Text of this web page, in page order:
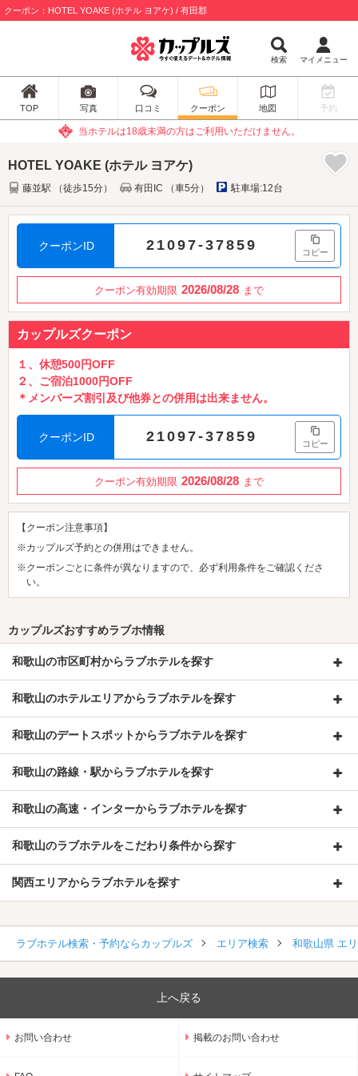
クーポン：HOTEL YOAKE (ホテル ヨアケ) / 有田郡
検索 マイメニュー
TOP 写真 口コミ クーポン 地図 予約
当ホテルは18歳未満の方はご利用いただけません。
HOTEL YOAKE (ホテル ヨアケ)
藤並駅 （徒歩15分） 有田IC （車5分） 駐車場:12台
クーポンID 21097-37859 コピー
クーポン有効期限 2026/08/28 まで
カップルズクーポン
１、休憩500円OFF
２、ご宿泊1000円OFF
＊メンバーズ割引及び他券との併用は出来ません。
クーポンID 21097-37859 コピー
クーポン有効期限 2026/08/28 まで
【クーポン注意事項】
※カップルズ予約との併用はできません。
※クーポンごとに条件が異なりますので、必ず利用条件をご確認くださ
い。
カップルズおすすめラブホ情報
和歌山の市区町村からラブホテルを探す
和歌山のホテルエリアからラブホテルを探す
和歌山のデートスポットからラブホテルを探す
和歌山の路線・駅からラブホテルを探す
和歌山の高速・インターからラブホテルを探す
和歌山のラブホテルをこだわり条件から探す
関西エリアからラブホテルを探す
ラブホテル検索・予約ならカップルズ エリア検索 和歌山県 エ
上へ戻る
お問い合わせ 掲載のお問い合わせ